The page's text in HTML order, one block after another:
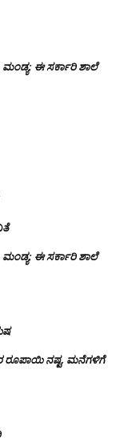
ಮಂಡ್ಯ: ಈ ಸರ್ಕಾರಿ ಶಾಲೆ
ಮಂಡ್ಯ: ಈ ಸರ್ಕಾರಿ ಶಾಲೆ
ರೂಪಾಯಿ ನಷ್ಟ, ಮನೆಗಳಿಗೆ